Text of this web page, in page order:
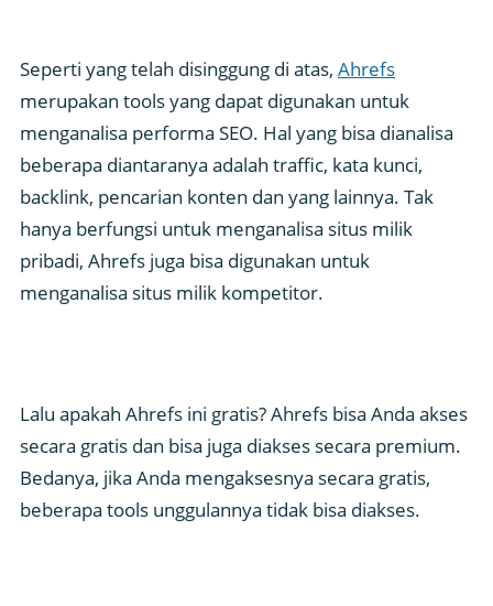
Seperti yang telah disinggung di atas, Ahrefs
merupakan tools yang dapat digunakan untuk
menganalisa performa SEO. Hal yang bisa dianalisa
beberapa diantaranya adalah traffic, kata kunci,
backlink, pencarian konten dan yang lainnya. Tak
hanya berfungsi untuk menganalisa situs milik
pribadi, Ahrefs juga bisa digunakan untuk
menganalisa situs milik kompetitor.
Lalu apakah Ahrefs ini gratis? Ahrefs bisa Anda akses
secara gratis dan bisa juga diakses secara premium.
Bedanya, jika Anda mengaksesnya secara gratis,
beberapa tools unggulannya tidak bisa diakses.